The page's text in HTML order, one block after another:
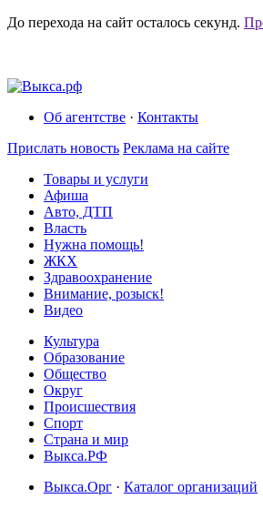
До перехода на сайт осталось секунд.
Об агентстве · Контакты
Прислать новость Реклама на сайте
Товары и услуги
Афиша
Авто, ДТП
Власть
Нужна помощь!
ЖКХ
Здравоохранение
Внимание, розыск!
Видео
Культура
Образование
Общество
Округ
Происшествия
Спорт
Страна и мир
Выкса.РФ
Выкса.Орг · Каталог организаций